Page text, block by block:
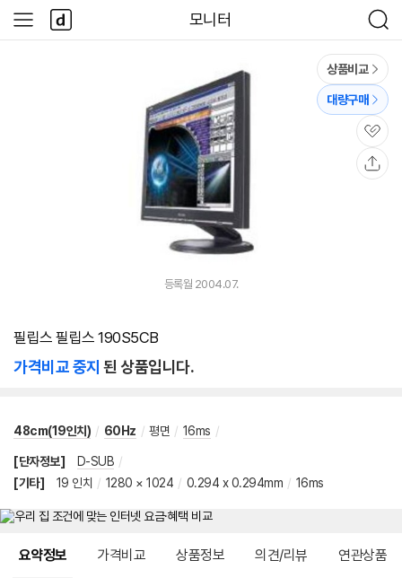
모니터
검
색
사
이
다
나
와
상품비교
대량구매
관
심
등록월 2004.07.
필립스 필립스 190S5CB
가격비교 중지 된 상품입니다.
48cm(19인치) / 60Hz / 평면 / 16ms /
[단자정보] D-SUB /
[기타]
19 인치 / 1280 × 1024 / 0.294 x 0.294mm / 16ms
요약정보 가격비교 상품정보 의견/리뷰 연관상품